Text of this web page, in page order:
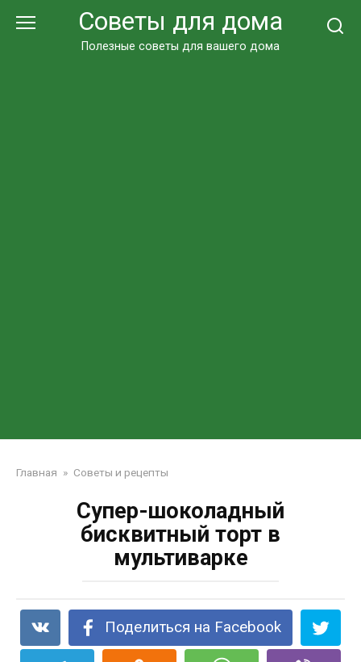
Советы для дома
Полезные советы для вашего дома
Главная » Советы и рецепты
Супер-шоколадный
бисквитный торт в
мультиварке
Поделиться на Facebook